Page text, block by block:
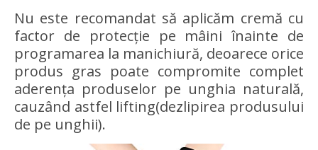
Nu este recomandat să aplicăm cremă cu
factor de protecție pe mâini înainte de
programarea la manichiură, deoarece orice
produs gras poate compromite complet
aderența produselor pe unghia naturală,
cauzând astfel lifting(dezlipirea produsului
de pe unghii).